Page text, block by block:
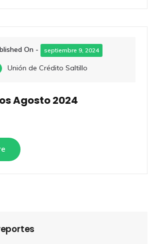
On - septiembre 9, 2024
Unión de Crédito Saltillo
Agosto 2024